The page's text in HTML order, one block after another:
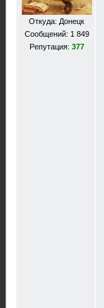
Откуда: Донецк
Сообщений: 1 849
Репутация: 377